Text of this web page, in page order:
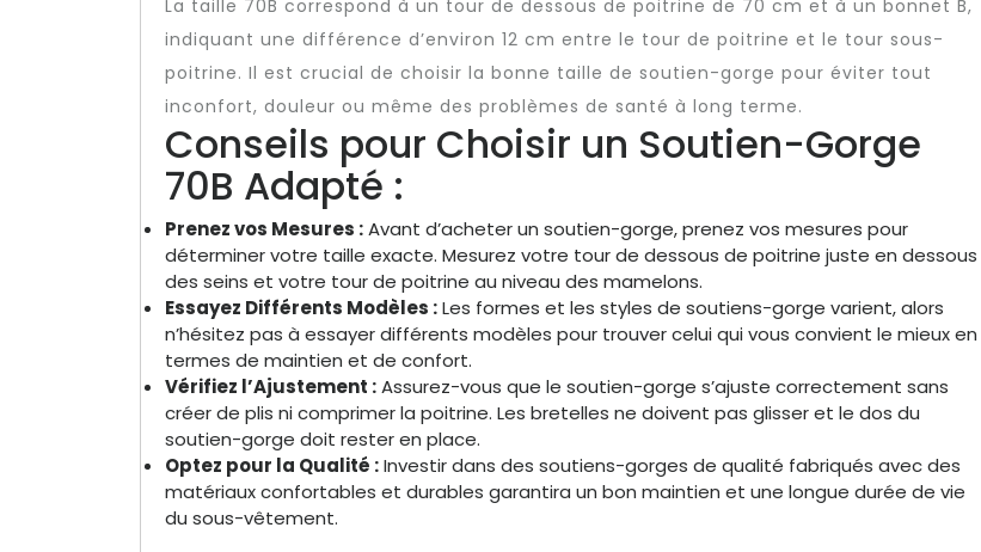
La taille 70B correspond à un tour de dessous de poitrine de 70 cm et à un bonnet B,
indiquant une différence d’environ 12 cm entre le tour de poitrine et le tour sous-
poitrine. Il est crucial de choisir la bonne taille de soutien-gorge pour éviter tout
inconfort, douleur ou même des problèmes de santé à long terme.
Conseils pour Choisir un Soutien-Gorge
70B Adapté :
Prenez vos Mesures :Avant d’acheter un soutien-gorge, prenez vos mesures pour
déterminer votre taille exacte. Mesurez votre tour de dessous de poitrine juste en dessous
des seins et votre tour de poitrine au niveau des mamelons.
Essayez Différents Modèles :Les formes et les styles de soutiens-gorge varient, alors
n’hésitez pas à essayer différents modèles pour trouver celui qui vous convient le mieux en
termes de maintien et de confort.
Vérifiez l’Ajustement :Assurez-vous que le soutien-gorge s’ajuste correctement sans
créer de plis ni comprimer la poitrine. Les bretelles ne doivent pas glisser et le dos du
soutien-gorge doit rester en place.
Optez pour la Qualité :Investir dans des soutiens-gorges de qualité fabriqués avec des
matériaux confortables et durables garantira un bon maintien et une longue durée de vie
du sous-vêtement.